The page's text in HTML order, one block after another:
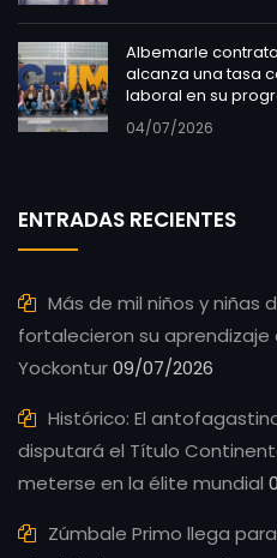
Albemarle
alcanza una tasa
laboral en su
04/07/2026
ENTRADAS RECIENTES
Más de mil niños y niñas
fortalecieron su aprendizaje
Yockontur09/07/2026
Histórico: El
disputará el Título
meterse en la élite mundial
Zúmbale Primo llega